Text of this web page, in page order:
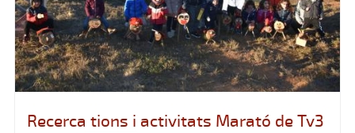
Recerca tions i activitats Marató de Tv3